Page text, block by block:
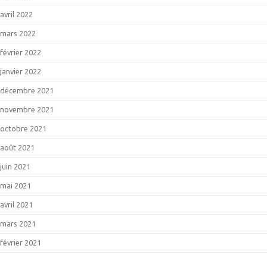
avril 2022
mars 2022
février 2022
janvier 2022
décembre 2021
novembre 2021
octobre 2021
août 2021
juin 2021
mai 2021
avril 2021
mars 2021
février 2021